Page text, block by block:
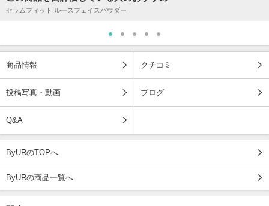
セラムフィット ルースフェイスパウダー
商品情報 クチコミ
投稿写真・動画 ブログ
Q&A
ByURのTOPへ
ByURの商品一覧へ